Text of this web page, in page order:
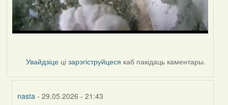
Увайдзіце цізарэгіструйцеся каб пакідаць каментары.
nasta - 29.05.2026 - 21:43